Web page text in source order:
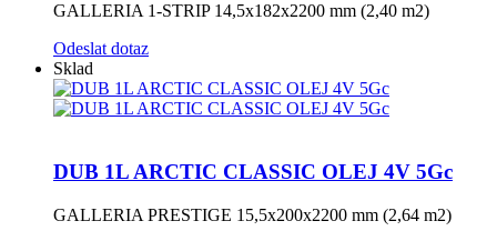
GALLERIA 1-STRIP 14,5x182x2200 mm (2,40 m2)
Odeslat dotaz
Sklad
DUB 1L ARCTIC CLASSIC OLEJ 4V 5Gc
GALLERIA PRESTIGE 15,5x200x2200 mm (2,64 m2)